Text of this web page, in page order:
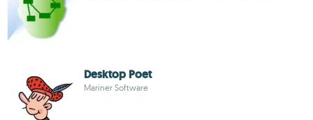
Desktop Poet
Mariner Software